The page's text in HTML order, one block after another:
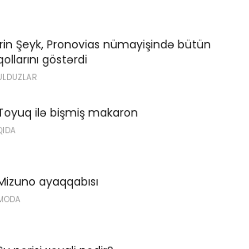
Şeyk, Pronovias nümayişində bütün
göstərdi
ilə bişmiş makaron
ayaqqabısı